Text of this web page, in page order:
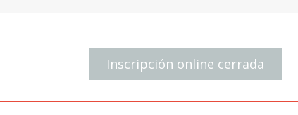
red de contactos,
y salud, acerca
de otros idiomas.
Inscripción online cerrada